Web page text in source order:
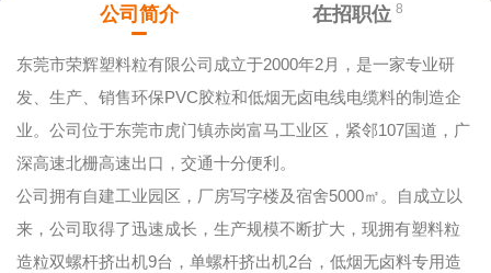
公司简介 在招职位 8
东莞市荣辉塑料粒有限公司成立于2000年2月，是一家专业研
发、生产、销售环保PVC胶粒和低烟无卤电线电缆料的制造企
业。公司位于东莞市虎门镇赤岗富马工业区，紧邻107国道，广
深高速北栅高速出口，交通十分便利。
公司拥有自建工业园区，厂房写字楼及宿舍5000㎡。自成立以
来，公司取得了迅速成长，生产规模不断扩大，现拥有塑料粒
造粒双螺杆挤出机9台，单螺杆挤出机2台，低烟无卤料专用造